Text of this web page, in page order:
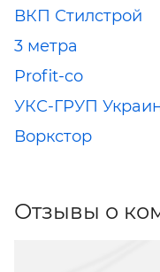
ВКП Стилстрой
3 метра
Profit-co
УКС-ГРУП
Воркстор
Отзывы о